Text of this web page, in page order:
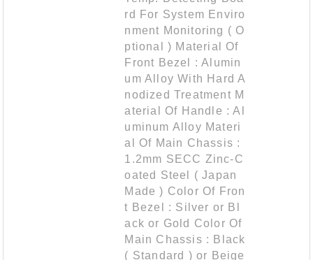
rd For System Enviro
nment Monitoring ( O
ptional ) Material Of
Front Bezel : Alumin
um Alloy With Hard A
nodized Treatment M
aterial Of Handle : Al
uminum Alloy Materi
al Of Main Chassis :
1.2mm SECC Zinc-C
oated Steel ( Japan
Made ) Color Of Fron
t Bezel : Silver or Bl
ack or Gold Color Of
Main Chassis : Black
( Standard ) or Beige